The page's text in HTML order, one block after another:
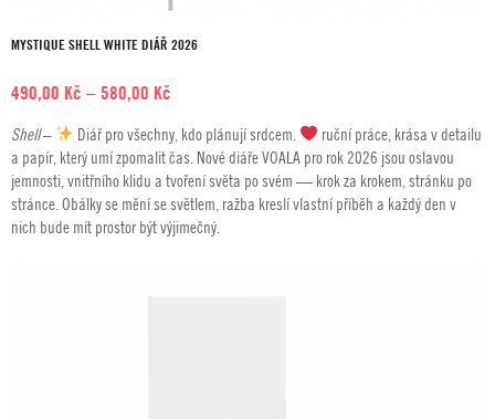
MYSTIQUE SHELL WHITE DIÁŘ 2026
490,00 Kč –580,00 Kč
490,00 Kč
až
580,00 Kč
Shell– Diář pro všechny, kdo plánují srdcem.
ruční práce, krása v detailu
a papír, který umí zpomalit čas. Nové diáře VOALA pro rok 2026 jsou oslavou
jemnosti, vnitřního klidu a tvoření světa po svém — krok za krokem, stránku po
stránce. Obálky se mění se světlem, ražba kreslí vlastní příběh a každý den v
nich bude mít prostor být výjimečný.